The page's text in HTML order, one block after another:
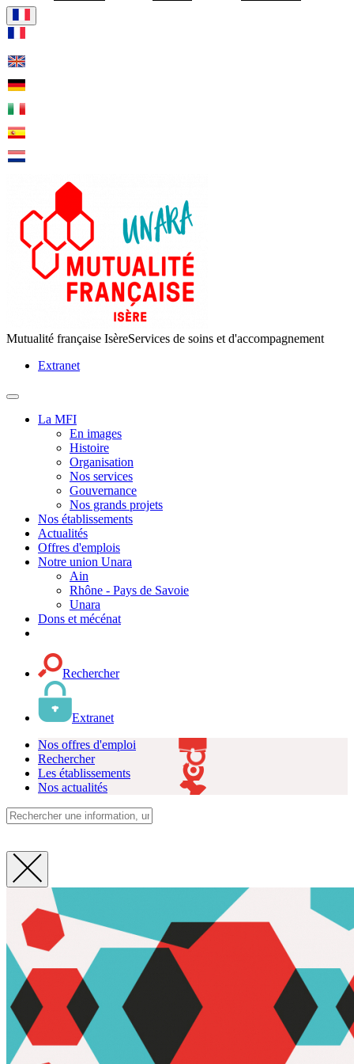
Mutualité française IsèreServices de soins et d'accompagnement
Extranet
MENU
PRINCIPAL
La MFI
En images
Histoire
Organisation
Nos services
Gouvernance
Nos grands projets
Nos établissements
Actualités
Offres d'emplois
Notre union Unara
Ain
Rhône - Pays de Savoie
Unara
Dons et mécénat
Rechercher
Extranet
Nos offres d'emploi
Rechercher
Les établissements
Nos actualités
Fermer
recherche